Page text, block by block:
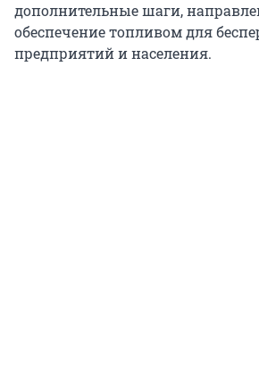
дополнительные шаги,
обеспечение топливом для
предприятий и населения.